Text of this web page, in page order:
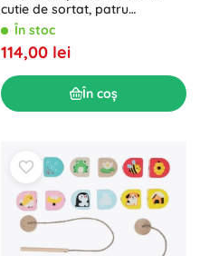
cutie de sortat, patru
încuietori, mâner
În stoc
114,00 lei
În coș